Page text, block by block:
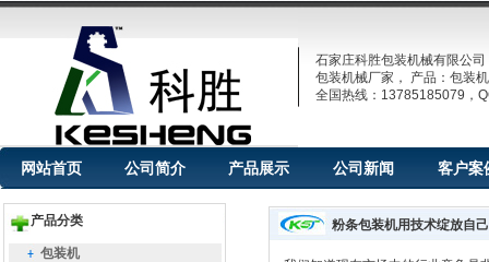
石家庄科胜包装机械有限公司
包装机械厂家， 产品：包装
全国热线：13785185079，
网站首页 公司简介 产品展示 公司新闻 客户案
产品分类
包装机
粉条包装机用技术绽放自